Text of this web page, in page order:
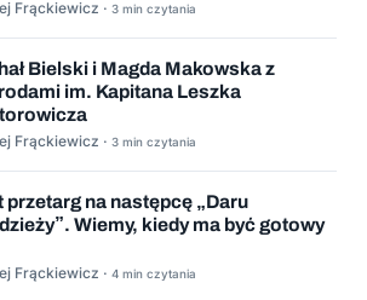
Frąckiewicz · 3 min czytania
Bielski i Magda Makowska z
im. Kapitana Leszka
Frąckiewicz · 3 min czytania
przetarg na następcę „Daru
Wiemy, kiedy ma być gotowy
Frąckiewicz · 4 min czytania